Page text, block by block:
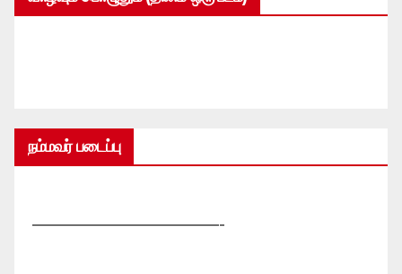
நம்மவர் படைப்பு
—————————————-